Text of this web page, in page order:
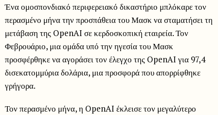
Ένα ομοσπονδιακό περιφερειακό δικαστήριο μπλόκαρε τον
περασμένο μήνα την προσπάθεια του Μασκ να σταματήσει τη
μετάβαση της OpenAI σε κερδοσκοπική εταιρεία. Τον
Φεβρουάριο, μια ομάδα υπό την ηγεσία του Μασκ
προσφέρθηκε να αγοράσει τον έλεγχο της OpenAI για 97,4
δισεκατομμύρια δολάρια, μια προσφορά που απορρίφθηκε
γρήγορα.
Τον περασμένο μήνα, η OpenAI έκλεισε τον μεγαλύτερο